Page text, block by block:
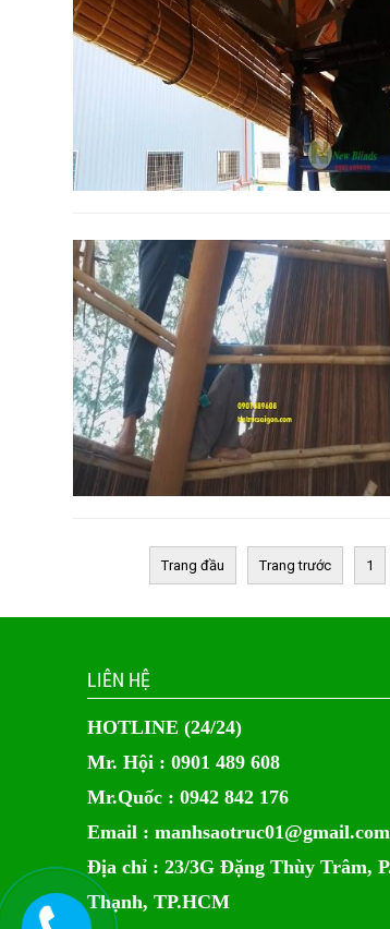
Trang đầu Trang trước 1
LIÊN HỆ
HOTLINE (24/24)
Mr. Hội : 0901 489 608
Mr.Quốc : 0942 842 176
Email : manhsaotruc01@gmail.com
Địa chỉ : 23/3G Đặng Thùy Trâm,
Thạnh, TP.HCM